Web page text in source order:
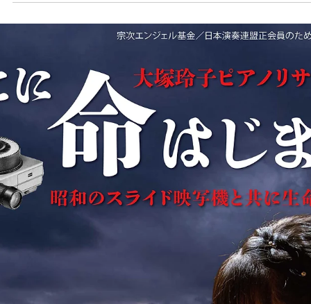
2022年11月22日
大塚玲子ピアノリサイタル スク
ャービン生誕150周年に寄せて
2022年11月25日
11/25(金)19:00〜ヤマハ銀座店コンサートサロンにて、スクリャービ
生誕150周年を記念したピアノソロリサイタルを行わせていただきま
す。 https://www.yamahamusic.jp/shop/ginza/salon/event/detail?